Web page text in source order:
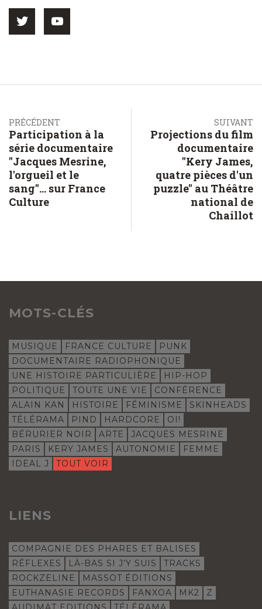
SUIVANT
Projections du film
documentaire
"Kery James,
quatre pièces d'un
puzzle" au Théâtre
national de
Chaillot
PRÉCÉDENT
Participation à la
série documentaire
"Jacques Mesrine,
l'orgueil et le
sang"... sur France
Culture
MOTS-CLÉS
MUSIQUE FRANCE CULTURE
PUNK
DOCUMENTAIRE RADIOPHONIQUE
UNE HISTOIRE PARTICULIÈRE
HIP-HOP
POLITIQUE
TOUTE UNE VIE
CONFÉRENCE
ALAIN KAN
HISTOIRE FÉMINISME
SKINHEADS
TÉLÉRAMA
PIND HARDCORE
OI!
BÉRURIER NOIR
ARTE
JACQUES MESRINE
PARIS
KERY JAMES AUTONOMIE
FEMME
IDEAL J
TOUT VOIR
LIENS
COMPAGNIE DES PHARES ET BALISES
RÉFLEXES
LÀ-BAS SI J’Y SUIS
TRACKS
ROCKZELINE
MASSOT ÉDITIONS
EUTHANASIE RECORDS
FANXOA MK2
Z